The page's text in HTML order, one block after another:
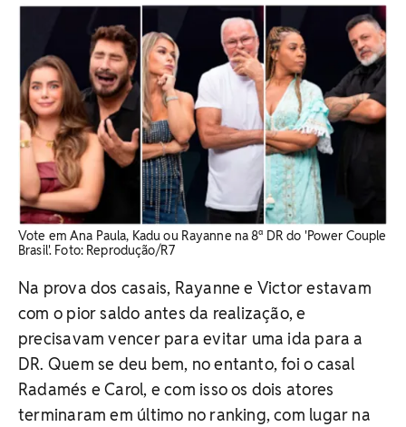
Vote em Ana Paula, Kadu ou Rayanne na 8ª DR do 'Power Couple
Brasil'. Foto: Reprodução/R7
Na prova dos casais, Rayanne e Victor estavam
com o pior saldo antes da realização, e
precisavam vencer para evitar uma ida para a
DR. Quem se deu bem, no entanto, foi o casal
Radamés e Carol, e com isso os dois atores
terminaram em último no ranking, com lugar na